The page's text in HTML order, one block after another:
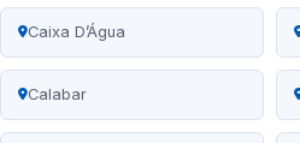
Caixa D’Água
Calabar